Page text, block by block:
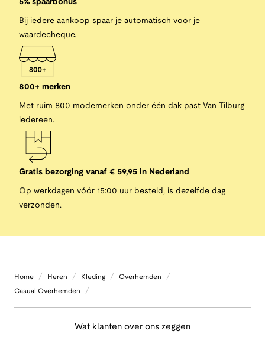
5% spaarbonus
Bij iedere aankoop spaar je automatisch voor je
waardecheque.
800+ merken
Met ruim 800 modemerken onder één dak past Van Tilburg
iedereen.
Gratis bezorging vanaf € 59,95 in Nederland
Op werkdagen vóór 15:00 uur besteld, is dezelfde dag
verzonden.
Home / Heren / Kleding / Overhemden /
Casual Overhemden /
Wat klanten over ons zeggen